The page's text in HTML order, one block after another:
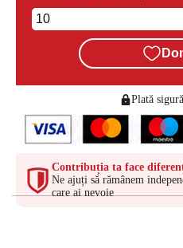
Plată
Contribuția ta face
Ne ajuți să rămânem
care ai nevoie